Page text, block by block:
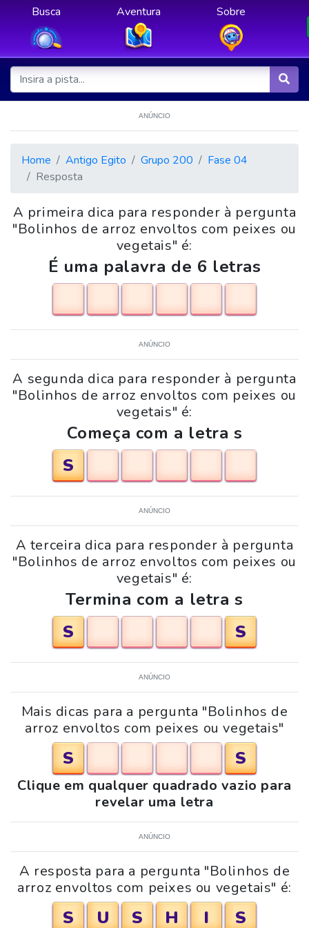
Busca Aventura Sobre
ANÚNCIO
Home Antigo Egito Grupo 200
Fase 04
Resposta
A primeira dica para responder à pergunta
"Bolinhos de arroz envoltos com peixes ou
vegetais" é:
É uma palavra de 6 letras
ANÚNCIO
A segunda dica para responder à pergunta
"Bolinhos de arroz envoltos com peixes ou
vegetais" é:
Começa com a letra s
S
ANÚNCIO
A terceira dica para responder à pergunta
"Bolinhos de arroz envoltos com peixes ou
vegetais" é:
Termina com a letra s
S
S
ANÚNCIO
Mais dicas para a pergunta "Bolinhos de
arroz envoltos com peixes ou vegetais"
S S
Clique em qualquer quadrado vazio para
revelar uma letra
ANÚNCIO
A resposta para a pergunta "Bolinhos de
arroz envoltos com peixes ou vegetais" é:
S U S H I S